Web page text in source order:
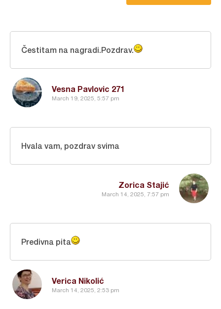
Vesna Pavlovic 271
March 19, 2025, 5:57 pm
Čestitam na nagradi.Pozdrav.
Zorica Stajić
March 14, 2025, 7:57 pm
Hvala vam, pozdrav svima
Verica Nikolić
March 14, 2025, 2:53 pm
Predivna pita